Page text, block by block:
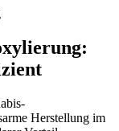
Herstellung im